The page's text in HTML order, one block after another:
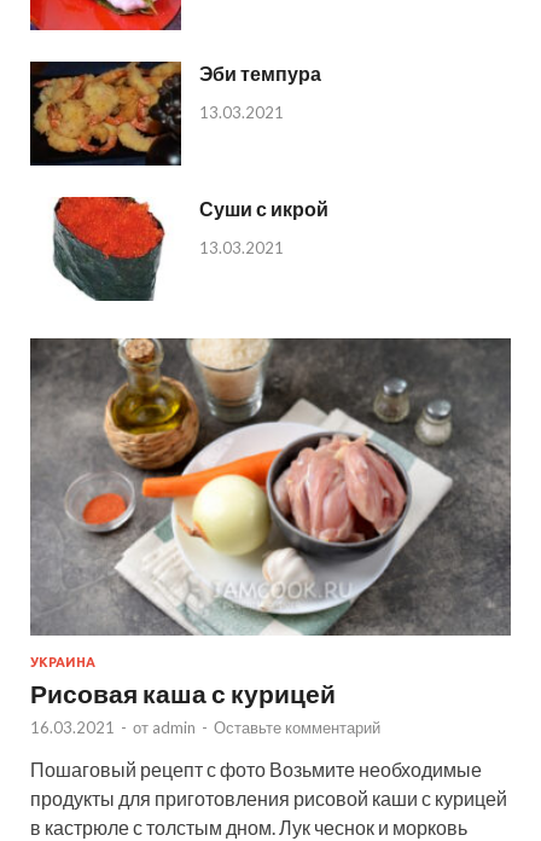
Эби темпура
13.03.2021
Суши с икрой
13.03.2021
УКРАИНА
Рисовая каша с курицей
16.03.2021 - от admin - Оставьте комментарий
Пошаговый рецепт с фото Возьмите необходимые
продукты для приготовления рисовой каши с курицей
в кастрюле с толстым дном. Лук чеснок и морковь